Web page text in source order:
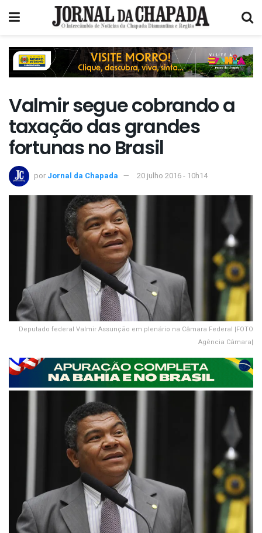
Valmir segue cobrando a
taxação das grandes
fortunas no Brasil
por Jornal da Chapada 20 julho 2016 - 10h14
Deputado federal Valmir Assunção em plenário na Câmara Federal |FOTO
Agência Câmara|